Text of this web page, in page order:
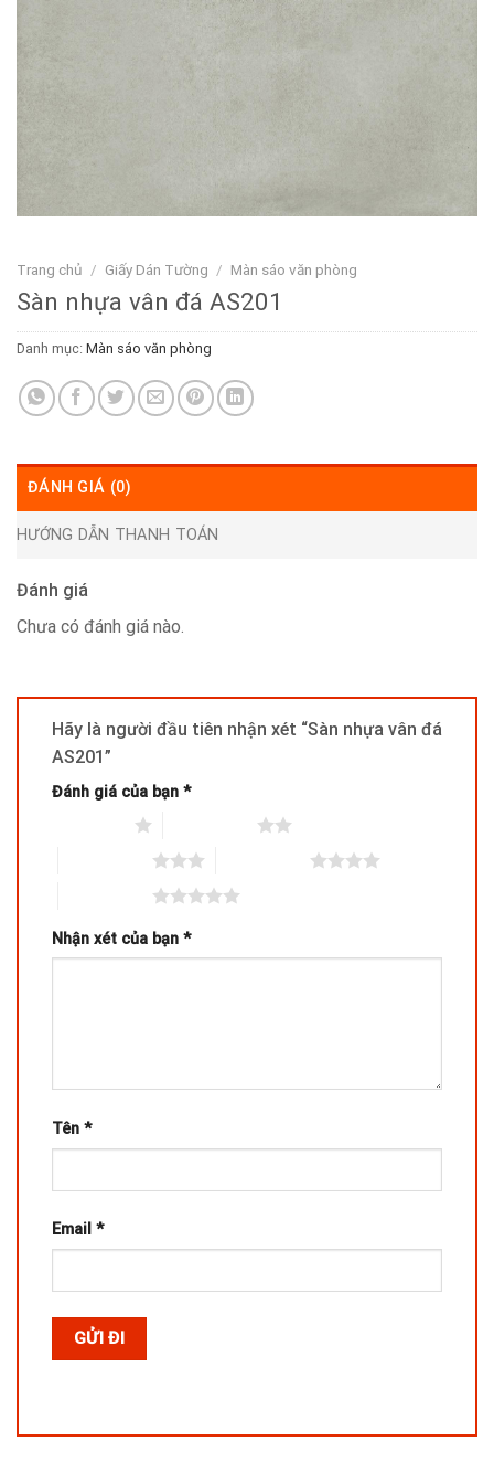
Trang chủ / Giấy Dán Tường / Màn sáo văn phòng
Sàn nhựa vân đá AS201
Danh mục: Màn sáo văn phòng
ĐÁNH GIÁ (0)
HƯỚNG DẪN THANH TOÁN
Đánh giá
Chưa có đánh giá nào.
Hãy là người đầu tiên nhận xét “Sàn nhựa vân đá
AS201”
Đánh giá của bạn *
Nhận xét của bạn *
Tên *
Email *